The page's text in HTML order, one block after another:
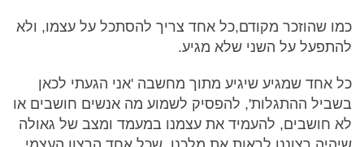
כמו שהוזכר מקודם,כל אחד צריך להסתכל על עצמו, ולא
להתפעל על השני שלא מגיע.
כל אחד שמגיע שיגיע מתוך מחשבה 'אני הגעתי לכאן
בשביל ההתגלות', להפסיק לשמוע מה אנשים חושבים או
לא חושבים, להעמיד את עצמנו במעמד ומצב של גאולה